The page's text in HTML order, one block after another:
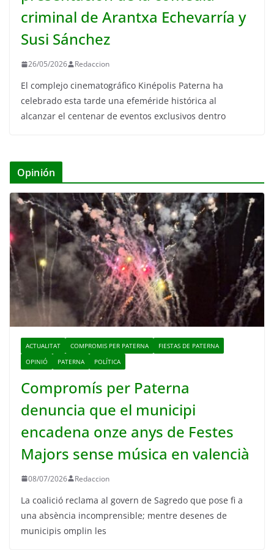
criminal de Arantxa Echevarría y
Susi Sánchez
26/05/2026 Redaccion
El complejo cinematográfico Kinépolis Paterna ha
celebrado esta tarde una efeméride histórica al
alcanzar el centenar de eventos exclusivos dentro
Opinión
ACTUALITAT COMPROMIS PER PATERNA
FIESTAS DE PATERNA
OPINIÓ
PATERNA POLÍTICA
Compromís per Paterna
denuncia que el municipi
encadena onze anys de Festes
Majors sense música en valencià
08/07/2026 Redaccion
La coalició reclama al govern de Sagredo que pose fi a
una absència incomprensible; mentre desenes de
municipis omplin les